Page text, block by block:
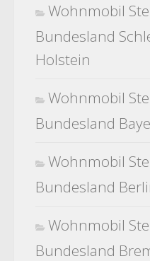
Wohnmobil
Bundesland
Holstein
Wohnmobil
Bundesland
Wohnmobil
Bundesland
Wohnmobil
Bundesland